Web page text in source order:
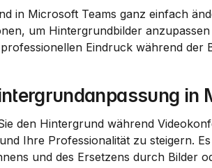
in Microsoft Teams ganz einfach
um Hintergrundbilder
Eindruck während der
in
den Hintergrund während
Ihre Professionalität zu steigern.
und des Ersetzens durch Bilder